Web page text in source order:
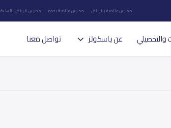
مدارس عالمية بالرياض مدارس عالمية بجده مدارس الرياض الأهلية
والتحصيلي عن ياسكولز تواصل معنا